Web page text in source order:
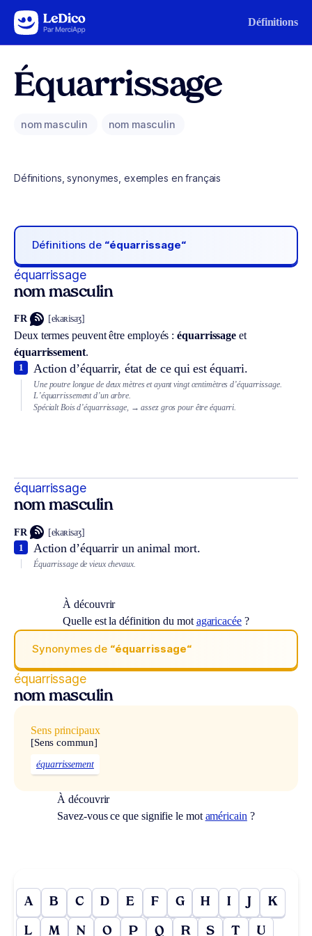
Aller au contenu Définitions
Équarrissage
nom masculin nom masculin
Définitions, synonymes, exemples en français
Définitions de “équarrissage“
équarrissage
nom masculin
FR [ekaʀisaʒ]
Deux termes peuvent être employés :équarrissage et
équarrissement.
Action d’équarrir, état de ce qui est équarri.
1
Une poutre longue de deux mètres et ayant vingt centimètres d’équarrissage.
L’équarrissement d’un arbre.
Spécialt Bois d’équarrissage, → assez gros pour être équarri.
équarrissage
nom masculin
FR [ekaʀisaʒ]
Action d’équarrir un animal mort.
1
Équarrissage de vieux chevaux.
À découvrir
Quelle est la définition du mot agaricacée?
Synonymes de “équarrissage“
équarrissage
nom masculin
Sens principaux
[Sens commun]
équarrissement
À découvrir
Savez-vous ce que signifie le mot américain ?
A B C D E F G H I J K
L M N O P Q R S T U